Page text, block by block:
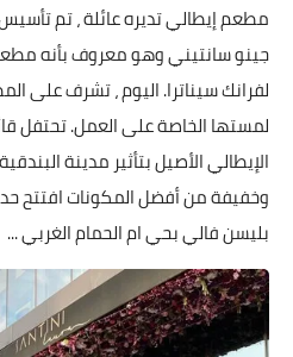
جينو سانتيني وهو معروف بأنه
لفرانك سيناترا. اليوم ، تشرف على
لمستها الخاصة على العمل. تحتفل
الإيطالي الأصيل بتأثير مدينة
وخفيفة من أفضل المكونات افتتح
بليسن فالي بحي ام الحمام الغربي ...